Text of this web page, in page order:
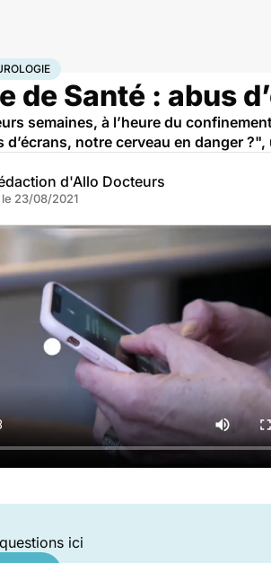
Maladies neurologiques
de Santé : abus
semaines, à l’heure du
notre cerveau en danger
d'Allo Docteurs
23/08/2021
ici